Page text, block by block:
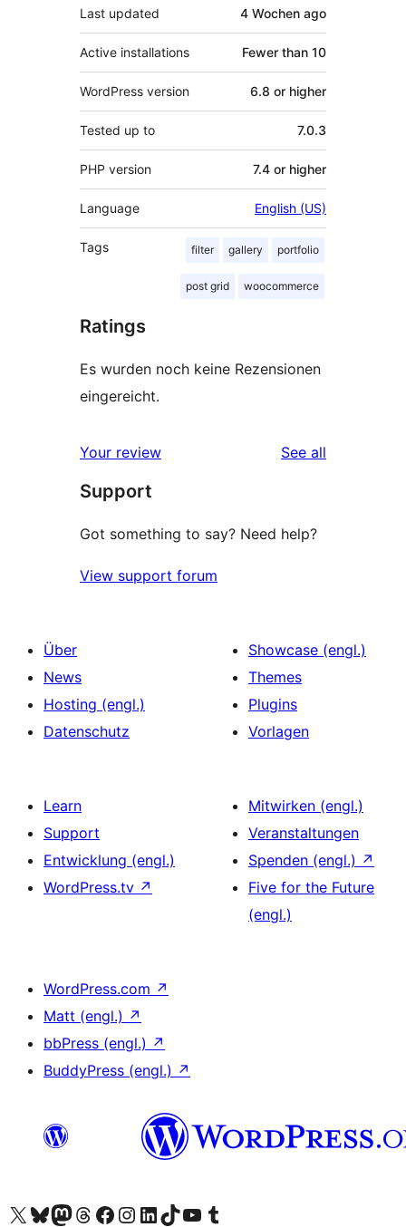
Last updated 4 Wochen ago
Active installations Fewer than 10
WordPress version 6.8 or higher
Tested up to 7.0.3
PHP version 7.4 or higher
Language English (US)
Tags filter gallery portfolio
post grid woocommerce
Ratings
Es wurden noch keine Rezensionen
eingereicht.
Your review See all
Support
Got something to say? Need help?
View support forum
Über
News
Hosting (engl.)
Datenschutz
Showcase (engl.)
Themes
Plugins
Vorlagen
Learn
Support
Entwicklung (engl.)
WordPress.tv ↗
Mitwirken (engl.)
Veranstaltungen
Spenden (engl.) ↗
Five for the Future
(engl.)
WordPress.com ↗
Matt (engl.) ↗
bbPress (engl.) ↗
BuddyPress (engl.) ↗
Das X-Konto (früher Twitter) von WordPress.org besuchen
Das Bluesky-Konto von WordPress.org besuchen
Das Mastodon-Konto von WordPress.org besuchen
Das Threads-Konto von WordPress.org besuchen
Die Facebook-Seite von WordPress.org besuchen
Das Instagram-Konto von WordPress.org besuchen
Das LinkedIn-Konto von WordPress.org besuchen
Das TikTok-Konto von WordPress.org besuchen
Den YouTube-Kanal von WordPress.org besuchen
Das Tumblr-Konto von WordPress.org besuchen